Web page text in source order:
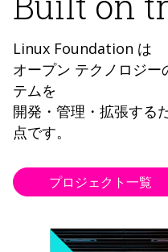
Linux Foundation は
オープン テクノロジ
テムを
開発・管理・拡張する
点です。
プロジェクト一覧